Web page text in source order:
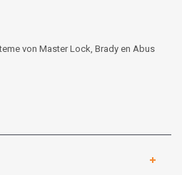
von Master Lock, Brady en Abus